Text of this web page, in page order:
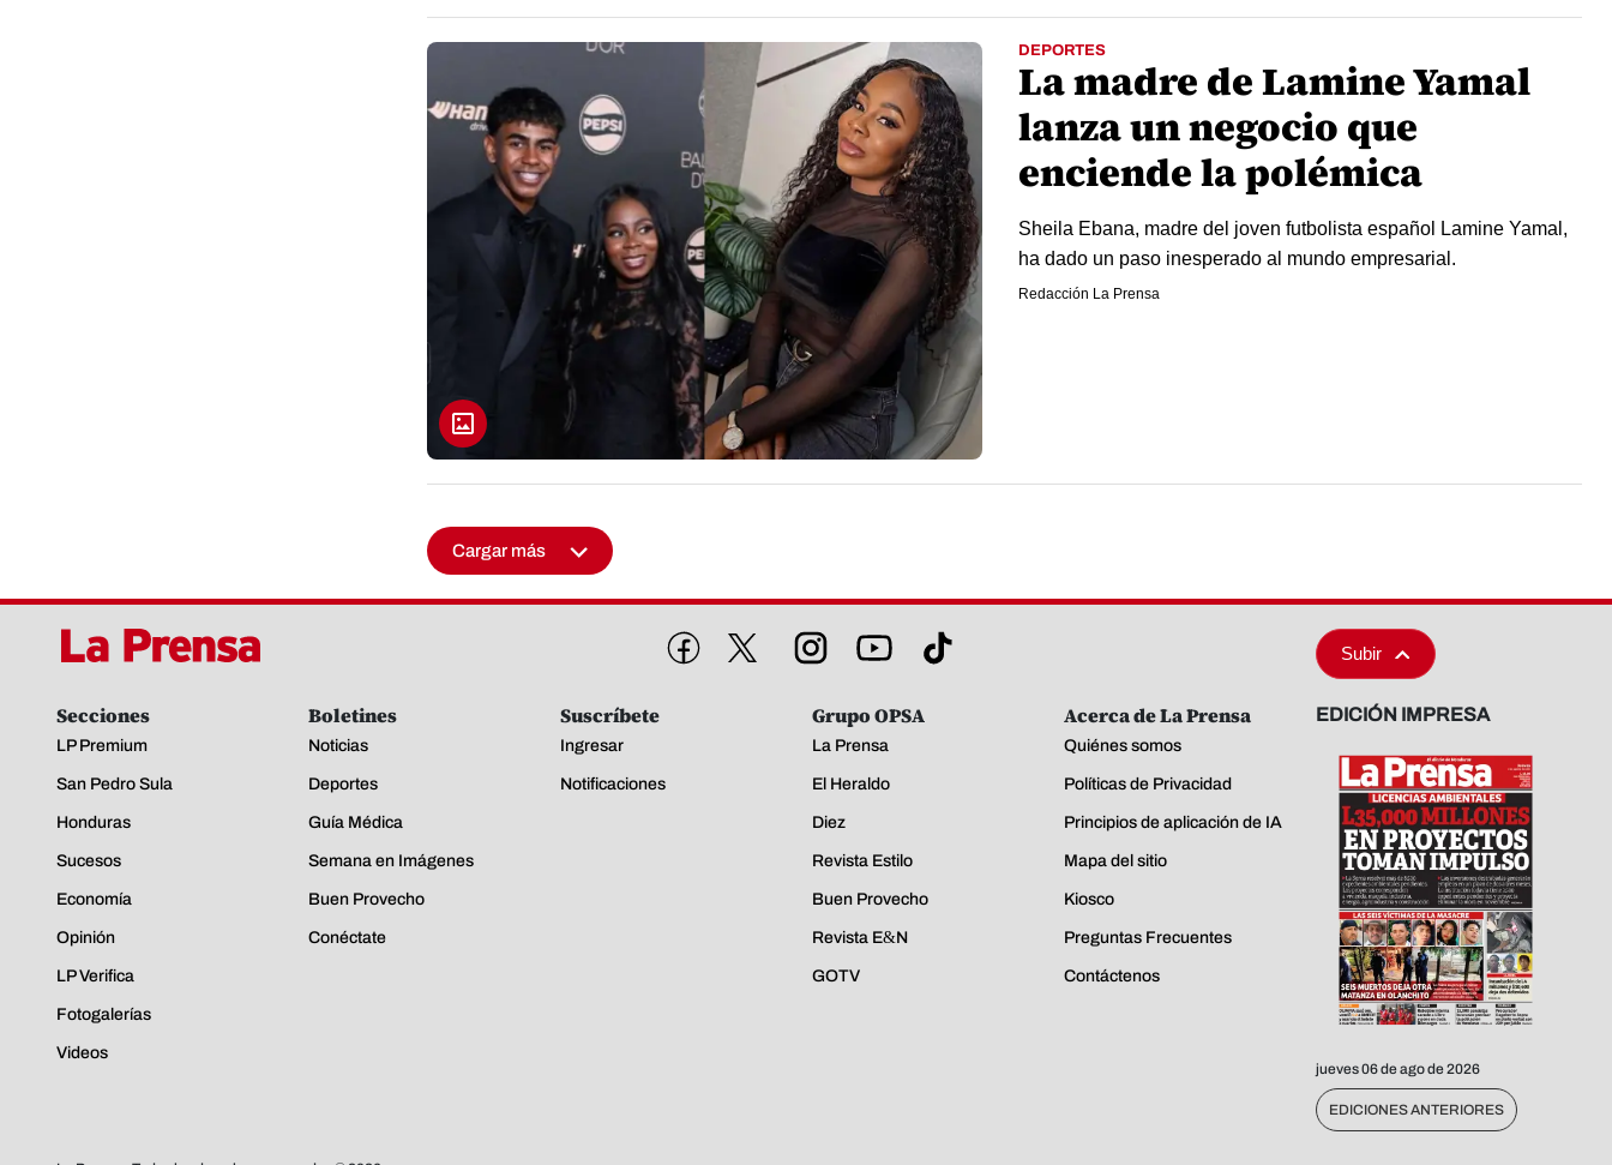
DEPORTES
La madre de Lamine Yamal
lanza un negocio que
enciende la polémica
Sheila Ebana, madre del joven futbolista español Lamine Yamal,
ha dado un paso inesperado al mundo empresarial.
Redacción La Prensa
Cargar más
Subir
Secciones
LP Premium
San Pedro Sula
Honduras
Sucesos
Economía
Opinión
LP Verifica
Fotogalerías
Videos
Boletines
Noticias
Deportes
Guía Médica
Semana en Imágenes
Buen Provecho
Conéctate
Suscríbete
Ingresar
Notificaciones
Grupo OPSA
La Prensa
El Heraldo
Diez
Revista Estilo
Buen Provecho
Revista E&N
GOTV
Acerca de La Prensa
Quiénes somos
Políticas de Privacidad
Principios de aplicación de IA
Mapa del sitio
Kiosco
Preguntas Frecuentes
Contáctenos
EDICIÓN IMPRESA
jueves 06 de ago de 2026
EDICIONES ANTERIORES